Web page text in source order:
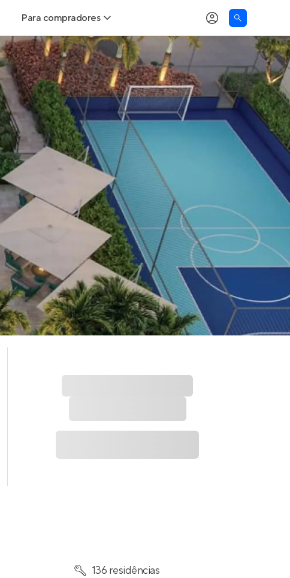
Para compradores
Buscar um imóvel novo
Calcule seu Poder de Compra
Comprar x Alugar
Correção do INCC
Simulador de Financiamento
Encontre um corretor
136 residências